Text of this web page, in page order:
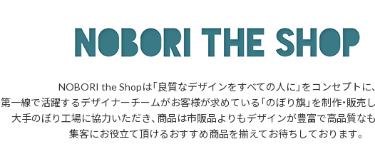
NOBORI the Shopは「良質なデザインをすべての人に」をコンセプトに、
第一線で活躍するデザイナーチームがお客様が求めている「のぼり旗」を制作・販売
大手のぼり工場に協力いただき、商品は市販品よりもデザインが豊富で高品質なも
集客にお役立て頂けるおすすめ商品を揃えてお待ちしております。